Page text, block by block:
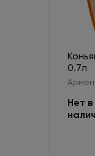
0.7л
Нет в